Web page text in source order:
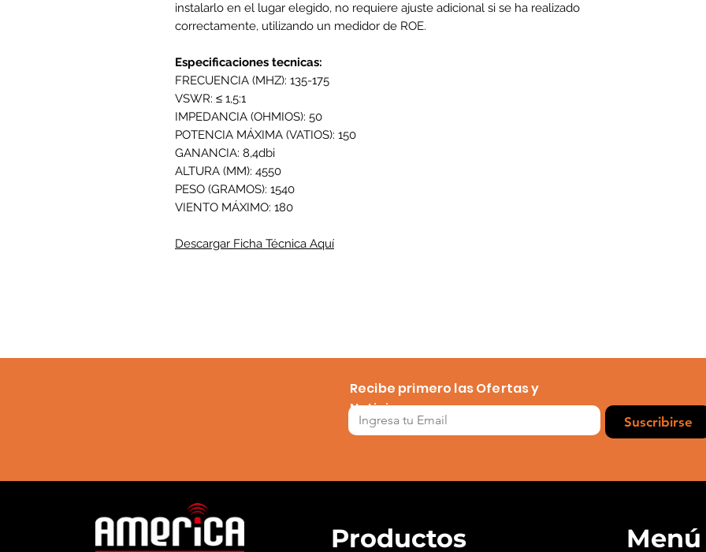
instalarlo en el lugar elegido, no requiere ajuste adicional si se ha realizado
correctamente, utilizando un medidor de ROE.
Especificaciones tecnicas:
FRECUENCIA (MHZ): 135-175
VSWR: ≤ 1,5:1
IMPEDANCIA (OHMIOS): 50
POTENCIA MÁXIMA (VATIOS): 150
GANANCIA: 8,4dbi
ALTURA (MM): 4550
PESO (GRAMOS): 1540
VIENTO MÁXIMO: 180
Descargar Ficha Técnica Aquí
Suscribirse
Recibe primero las Ofertas y
Noticias
Productos Menú